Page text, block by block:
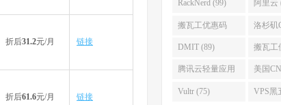
折后31.2元/月 链接
折后61.6元/月 链接
RackNerd (99) 阿里云
搬瓦工优惠码
(92)
洛杉矶
(92)
DMIT (89) 搬瓦工
(86)
腾讯云轻量应用
服务器 (82)
美国
Vultr (75) VPS黑